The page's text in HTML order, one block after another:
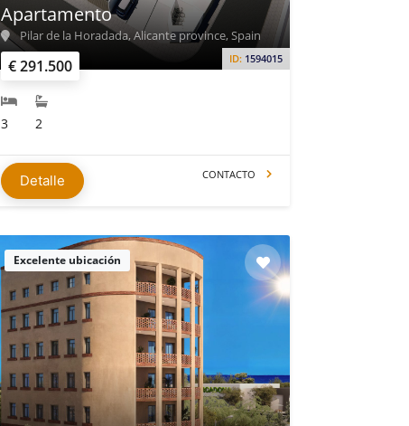
€ 291.500 ID: 1594015
Apartamento
Pilar de la Horadada, Alicante province, Spain
3 2
Detalle CONTACTO
Excelente ubicación